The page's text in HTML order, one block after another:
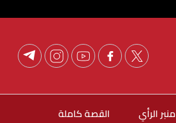
منبر الرأي القصة كاملة